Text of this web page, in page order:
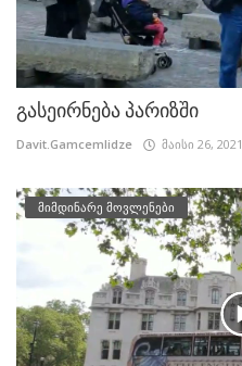
გასეირნება პარიზში
Davit.Gamcemlidze მაისი 26, 2021
მიმდინარე მოვლენები